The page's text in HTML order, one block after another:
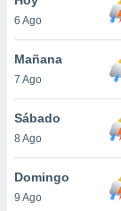
en
más
nuestra
de
6 Ago
Mañana
7 Ago
Sábado
8 Ago
Domingo
9 Ago